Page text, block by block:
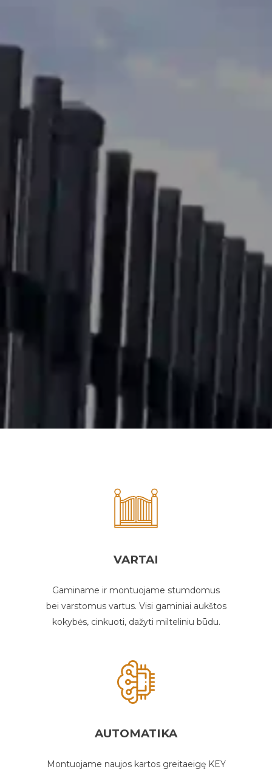
VARTAI
Gaminame ir montuojame stumdomus
bei varstomus vartus. Visi gaminiai aukštos
kokybės, cinkuoti, dažyti milteliniu būdu.
AUTOMATIKA
Montuojame naujos kartos greitaeigę KEY